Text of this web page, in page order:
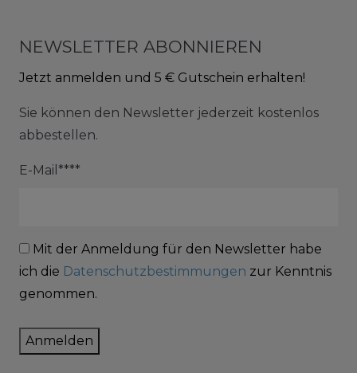
NEWSLETTER ABONNIEREN
Jetzt anmelden und 5 € Gutschein erhalten!
Sie können den Newsletter jederzeit kostenlos
abbestellen.
E-Mail****
Mit der Anmeldung für den Newsletter habe
ich die Datenschutzbestimmungen zur Kenntnis
genommen.
Anmelden